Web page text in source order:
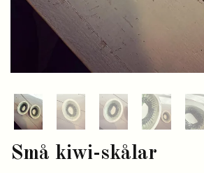
Små kiwi-skålar